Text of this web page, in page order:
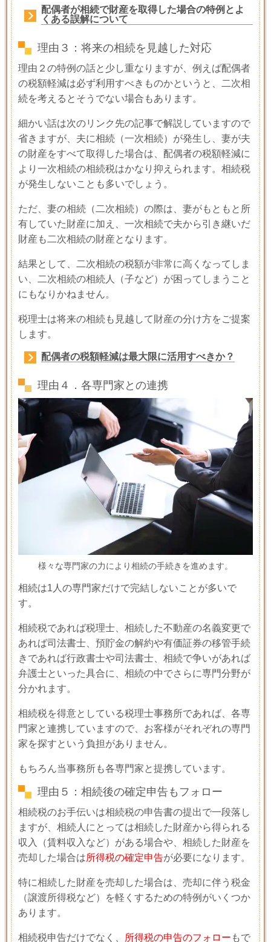
配偶者が相続で財産を取得した場合の特例とよ
くある誤解について
理由３：将来の相続を見越した対応
理由２の特例の話と少し重なりますが、例えば配偶者
の税額軽減は必ず利用すべきものかというと、二次相
続を考えるとそうでない場合もあります。
細かい話は次のリンク先の記事で解説していますので
省きますが、夫に相続（一次相続）が発生し、妻が夫
の財産をすべて取得した場合は、配偶者の税額軽減に
より一次相続の相続税はかなり抑えられます。相続税
が発生しないことも多いでしょう。
ただ、妻の相続（二次相続）の際は、妻がもともと所
有していた財産に加え、一次相続で夫から引き継いだ
財産も二次相続の財産となります。
結果として、二次相続の税額が非常に高くなってしま
い、二次相続の相続人（子など）が困ってしまうこと
にもなりかねません。
税理士は将来の相続も見越して財産の分け方をご提案
します。
配偶者の税額軽減は最大限に活用すべきか？
理由４．各専門家との連携
様々な専門家の力により相続の手続きを進めます。
相続は1 人の専門家だけで完結しないことが多いで
す。
相続税であれば税理士、相続した不動産の名義変更で
あれば司法書士、預貯金の解約や有価証券の移管手続
きであれば行政書士や司法書士、相続で争いがあれば
弁護士といった具合に、相続の中でさらに専門分野が
分かれます。
相続税を得意としている税理士事務所であれば、各専
門家と連携していますので、お客様がそれぞれの専門
家を探すという負担がありません。
もちろん当事務所も各専門家と提携しています。
理由５：相続後の確定申告もフォロー
相続税のお手伝いは相続税の申告書の提出で一段落し
ますが、相続人にとっては相続した財産から得られる
収入（賃料収入など）がある場合や、相続した財産を
売却した場合は所得税の確定申告が必要になります。
特に相続した財産を売却した場合は、売却に伴う税金
（譲渡所得税など）を軽くするための特例がいくつか
あります。
相続税申告だけでなく、 所得税の申告のフォロー もで